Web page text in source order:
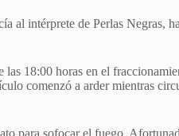
al intérprete de Perlas Negras,
18:00 horas en el
comenzó a arder mientras
para sofocar el fuego.